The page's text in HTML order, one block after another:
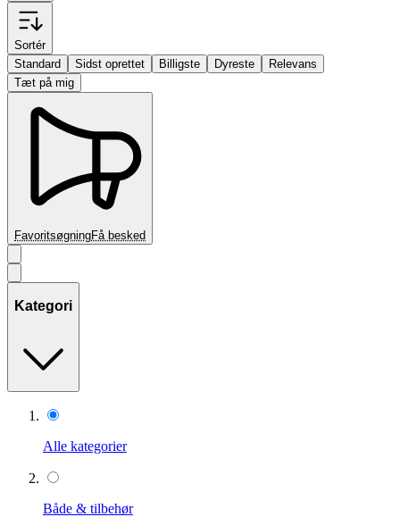
Sortér
Standard
Sidst oprettet Billigste Dyreste
Relevans
Tæt på mig
FavoritsøgningFå besked
Kategori
Alle kategorier
Både & tilbehør